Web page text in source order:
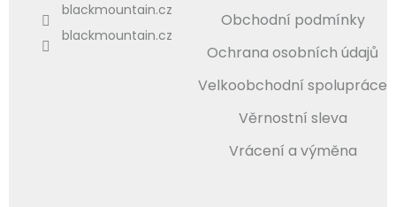
blackmountain.cz
blackmountain.cz
Obchodní podmínky
Ochrana osobních údajů
Velkoobchodní spolupráce
Věrnostní sleva
Vrácení a výměna